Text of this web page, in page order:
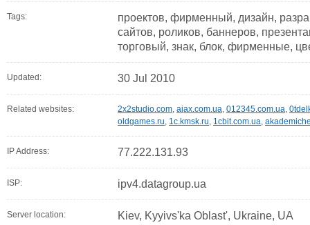
Tags:
проектов, фирменный, дизайн,
сайтов, роликов, баннеров,
торговый, знак, блок, фирменные,
Updated: 30 Jul 2010
Related websites: 2x2studio.com, ajax.com.ua, 012345.com.ua,
oldgames.ru, 1c.kmsk.ru, 1cbit.com.ua,
IP Address: 77.222.131.93
ISP: ipv4.datagroup.ua
Server location: Kiev, Kyyivs'ka Oblast', Ukraine, UA